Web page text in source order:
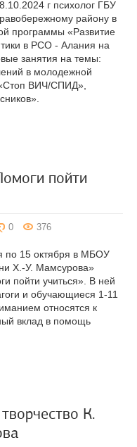
г психолог ГБУ
району в
программы «Развитие
в РСО - Алания на
занятия на темы:
в молодежной
ВИЧ/СПИД»,
пойти
0 376
по 15 октября в МБОУ
Х.-У. Мамсурова»
пойти учиться». В ней
и обучающиеся 1-11
относятся к
вклад в помощь
К.